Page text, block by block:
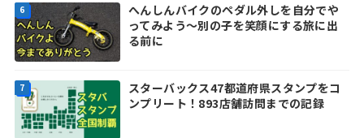
へんしんバイクのペダル外しを自分でや
ってみよう～別の子を笑顔にする旅に出
る前に
スターバックス47都道府県スタンプをコ
ンプリート！893店舗訪問までの記録